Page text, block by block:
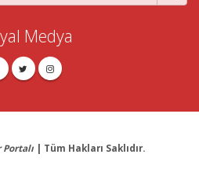
Medya
Portalı | Tüm Hakları Saklıdır.